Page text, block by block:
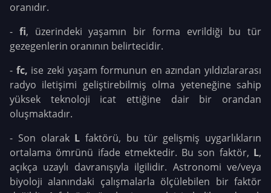
oranıdır.
- fi, üzerindeki yaşamın bir forma evrildiği bu tür
gezegenlerin oranının belirtecidir.
- fc, ise zeki yaşam formunun en azından yıldızlararası
radyo iletişimi geliştirebilmiş olma yeteneğine sahip
yüksek teknoloji icat ettiğine dair bir orandan
oluşmaktadır.
- Son olarak L faktörü, bu tür gelişmiş uygarlıkların
ortalama ömrünü ifade etmektedir. Bu son faktör, L,
açıkça uzaylı davranışıyla ilgilidir. Astronomi ve/veya
biyoloji alanındaki çalışmalarla ölçülebilen bir faktör